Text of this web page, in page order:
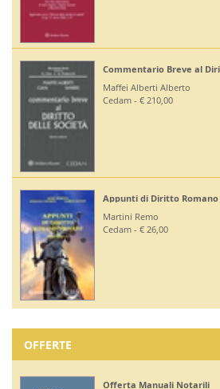
Commentario Breve al Diritto delle Società
Maffei Alberti Alberto
Cedam - € 210,00
Appunti di Diritto Romano Privato
Martini Remo
Cedam - € 26,00
OFFERTE
Offerta Manuali Notarili